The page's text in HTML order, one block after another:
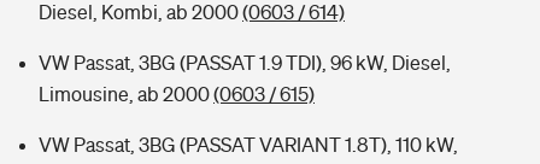
Diesel, Kombi, ab 2000(0603 / 614)
VW Passat, 3BG (PASSAT 1.9 TDI), 96 kW, Diesel,
Limousine, ab 2000(0603 / 615)
VW Passat, 3BG (PASSAT VARIANT 1.8T), 110 kW,